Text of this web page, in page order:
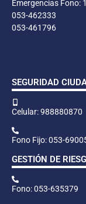
Emergencias Fono:
053-462333
053-461796
SEGURIDAD
Celular: 988880870
Fono Fijo: 053-
GESTIÓN DE
Fono: 053-635379